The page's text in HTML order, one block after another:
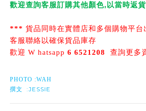
歡迎查詢客服訂購其他顏色, 以當時返
*** 貨品同時在實體店和多個購物平台
客服聯絡以確保貨品庫存
歡迎 W hatsapp 6 6521208 查詢更多
PHOTO :WAH
撰文
:JESSIE